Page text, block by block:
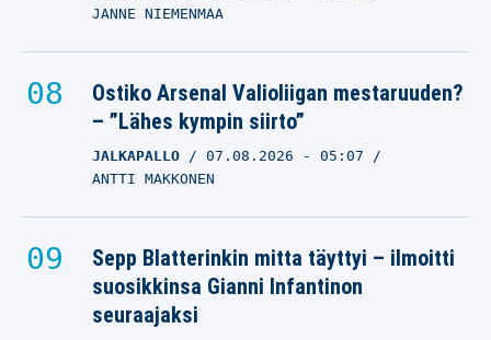
JANNE NIEMENMAA
Ostiko Arsenal Valioliigan mestaruuden?
– ”Lähes kympin siirto”
JALKAPALLO 07.08.2026 - 05:07
ANTTI MAKKONEN
Sepp Blatterinkin mitta täyttyi – ilmoitti
suosikkinsa Gianni Infantinon
seuraajaksi